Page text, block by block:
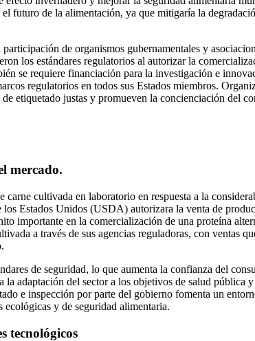
futuro de la alimentación, ya que mitigaría la
de organismos gubernamentales y
los estándares regulatorios al autorizar la
se requiere financiación para la investigación e
regulatorios en todos sus Estados miembros.
etiquetado justas y promueven la concienciación del
mercado.
cultivada en laboratorio en respuesta a la
Estados Unidos (USDA) autorizara la venta de
importante en la comercialización de una proteína
a través de sus agencias reguladoras, con ventas
de seguridad, lo que aumenta la confianza del
adaptación del sector a los objetivos de salud pública y
e inspección por parte del gobierno fomenta un
y de seguridad alimentaria.
tecnológicos